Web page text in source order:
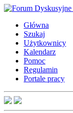
Główna
Szukaj
Użytkownicy
Kalendarz
Pomoc
Regulamin
Portale pracy